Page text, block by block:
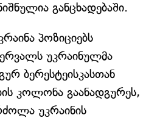
განცხადებაში.
პოზიციებს
უკრაინულმა
ბერესტეისკასთან
კოლონა გაანადგურეს,
უკრაინის